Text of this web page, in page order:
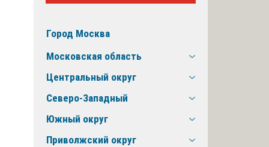
Город Москва
Московская область
Центральный округ
Северо-Западный
Южный округ
Приволжский округ